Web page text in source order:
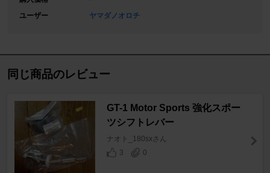
ユーザー
ヤマダノオロチ
同じ商品のレビュー
GT-1 Motor Sports 強化スポー
ツシフトレバー
ナオト_180sxさん
3
0